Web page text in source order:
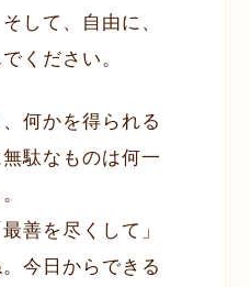
して、自由に、
ください。
何かを得られる
駄なものは何一
善を尽くして」
今日からできる